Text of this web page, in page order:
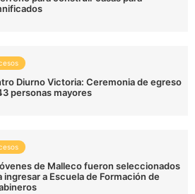
Diurno Victoria: Ceremonia de egreso
personas mayores
de Malleco fueron seleccionados
ingresar a Escuela de Formación de